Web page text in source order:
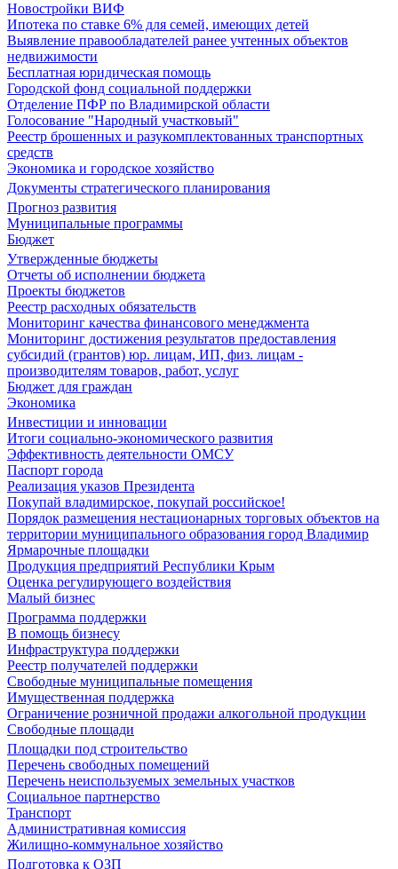
Новостройки ВИФ
Ипотека по ставке 6% для семей, имеющих детей
Выявление правообладателей ранее учтенных объектов
недвижимости
Бесплатная юридическая помощь
Городской фонд социальной поддержки
Отделение ПФР по Владимирской области
Голосование "Народный участковый"
Реестр брошенных и разукомплектованных транспортных
средств
Экономика и городское хозяйство
Документы стратегического планирования
Прогноз развития
Муниципальные программы
Бюджет
Утвержденные бюджеты
Отчеты об исполнении бюджета
Проекты бюджетов
Реестр расходных обязательств
Мониторинг качества финансового менеджмента
Мониторинг достижения результатов предоставления
субсидий (грантов) юр. лицам, ИП, физ. лицам -
производителям товаров, работ, услуг
Бюджет для граждан
Экономика
Инвестиции и инновации
Итоги социально-экономического развития
Эффективность деятельности ОМСУ
Паспорт города
Реализация указов Президента
Покупай владимирское, покупай российское!
Порядок размещения нестационарных торговых объектов на
территории муниципального образования город Владимир
Ярмарочные площадки
Продукция предприятий Республики Крым
Оценка регулирующего воздействия
Малый бизнес
Программа поддержки
В помощь бизнесу
Инфраструктура поддержки
Реестр получателей поддержки
Свободные муниципальные помещения
Имущественная поддержка
Ограничение розничной продажи алкогольной продукции
Свободные площади
Площадки под строительство
Перечень свободных помещений
Перечень неиспользуемых земельных участков
Социальное партнерство
Транспорт
Административная комиссия
Жилищно-коммунальное хозяйство
Подготовка к ОЗП